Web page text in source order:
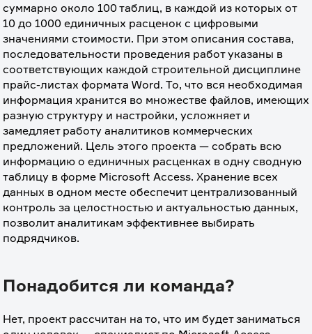
суммарно около 100 таблиц, в каждой из которых от
10 до 1000 единичных расценок с цифровыми
значениями стоимости. При этом описания состава,
последовательности проведения работ указаны в
соответствующих каждой строительной дисциплине
прайс-листах формата Word. То, что вся необходимая
информация хранится во множестве файлов, имеющих
разную структуру и настройки, усложняет и
замедляет работу аналитиков коммерческих
предложений. Цель этого проекта — собрать всю
информацию о единичных расценках в одну сводную
таблицу в форме Microsoft Access. Хранение всех
данных в одном месте обеспечит централизованный
контроль за целостностью и актуальностью данных,
позволит аналитикам эффективнее выбирать
подрядчиков.
Понадобится ли команда?
Нет, проект рассчитан на то, что им будет заниматься